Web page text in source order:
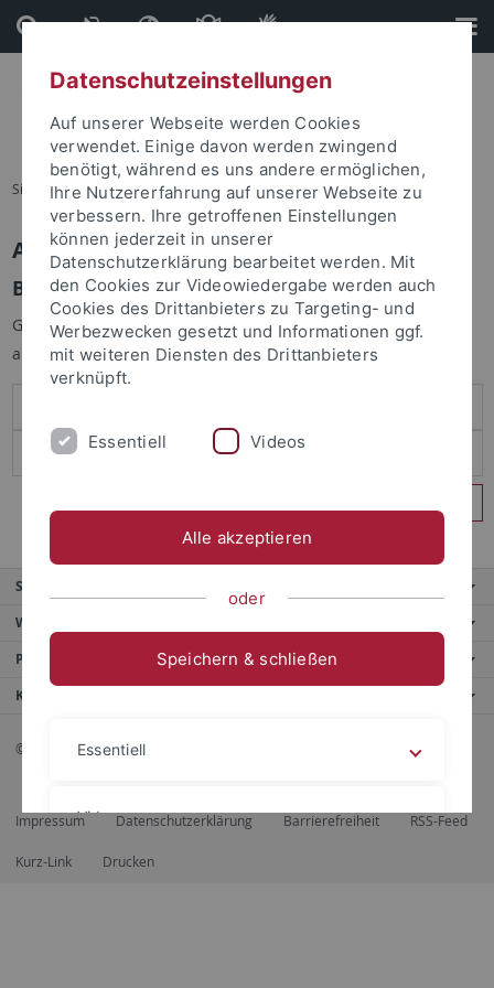
Direkt
zum
Inhalt
Direkt
zur
Fußleiste
Sie sind hier: Startseite
Anmelden
Benutzeranmeldung
Geben Sie Ihren Benutzernamen und Ihr Passwort an um sich
anzumelden:
Service
Weitere Angebote
Portale
Kontaktinfo
© 2026 Eberhard Karls Universität Tübingen, Tübingen
Impressum Datenschutzerklärung Barrierefreiheit RSS-Feed
Kurz-Link Drucken
Datenschutzeinstellungen
Auf unserer Webseite werden Cookies
verwendet. Einige davon werden zwingend
benötigt, während es uns andere ermöglichen,
Ihre Nutzererfahrung auf unserer Webseite zu
verbessern. Ihre getroffenen Einstellungen
können jederzeit in unserer
Datenschutzerklärung bearbeitet werden. Mit
den Cookies zur Videowiedergabe werden auch
Cookies des Drittanbieters zu Targeting- und
Werbezwecken gesetzt und Informationen ggf.
mit weiteren Diensten des Drittanbieters
verknüpft.
Essentiell Videos
Alle akzeptieren
oder
Speichern & schließen
Essentiell
Videos